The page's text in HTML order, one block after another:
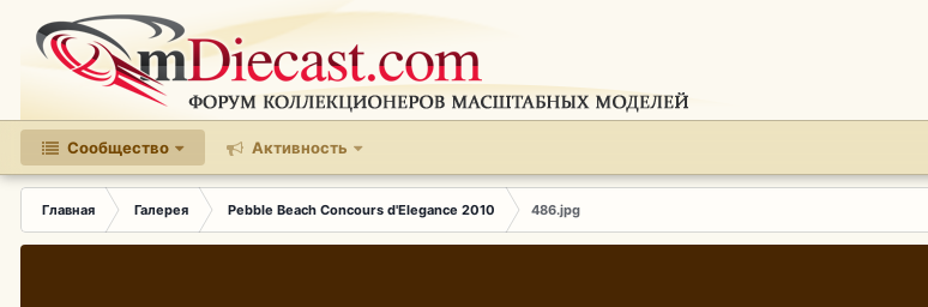
Сообщество Активность
Главная Галерея Pebble Beach Concours d'Elegance 2010 486.jpg